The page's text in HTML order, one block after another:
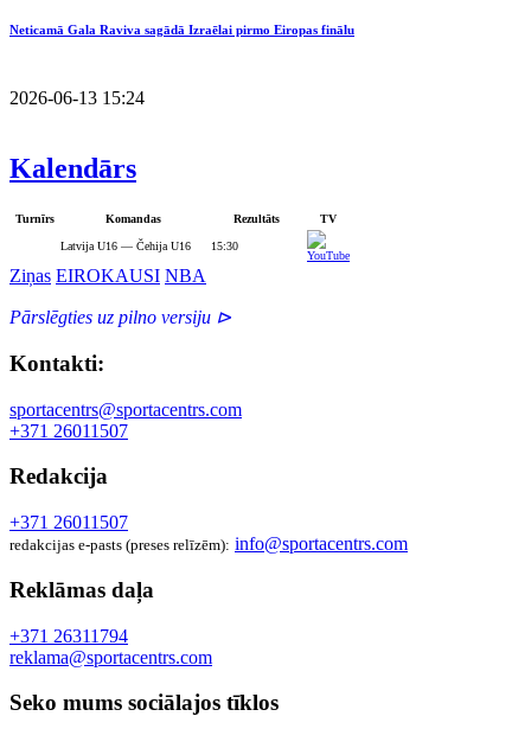
Neticamā Gala Raviva sagādā Izraēlai pirmo Eiropas finālu
2026-06-13 15:24
Kalendārs
Turnīrs Komandas Rezultāts TV
Latvija U16 — Čehija U16 15:30
Ziņas EIROKAUSI NBA
Pārslēgties uz pilno versiju ⊳
Kontakti:
sportacentrs@sportacentrs.com
+371 26011507
Redakcija
+371 26011507
redakcijas e-pasts (preses relīzēm): info@sportacentrs.com
Reklāmas daļa
+371 26311794
reklama@sportacentrs.com
Seko mums sociālajos tīklos